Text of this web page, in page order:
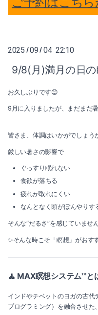
2025 /09 / 04 22:10
9/8(月)満月の日
お久しぶりです😊
9月に入りましたが、まだまだ
皆さま、体調はいかがでしょう
厳しい暑さの影響で
ぐっすり眠れない
食欲が落ちる
疲れが取れにくい
なんとなく頭がぼんやりす
そんな“だるさ”を感じていませ
✨そんな時こそ「瞑想」がおす
🧘 MAX瞑想システム™と
インドやチベットのヨガの古
プログラミング）を融合させた